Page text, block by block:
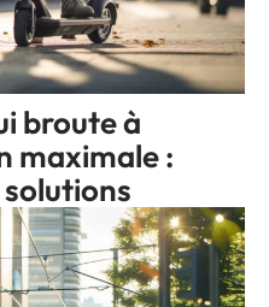
broute à
maximale :